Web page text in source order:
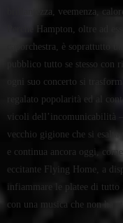
brillantezza, veemenza,
Perché Hampton, oltre ad
caporchestra, è soprattutto
pubblico tutto se stesso con
ogni suo concerto si
regalato popolarità ed al
vicoli dell’incomunicabilità
vecchio gigione che si
e continua ancora oggi,
eccitante Flying Home, a
infiammare le platee di
con una musica che non ha